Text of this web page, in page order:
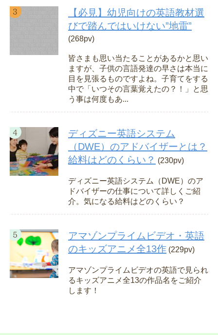
【必見】幼児向けの英語教材選
びで踏んではいけない”地雷”
(268pv)
皆さまも思い当たることがあるかと思い
ますが、子供の言語発達の早さは本当に
目を見張るものですよね。子育てをする
中で「いつその言葉覚えたの？！」と思
う事は何度もあ...
ディズニー英語システム
（DWE）のアドバイザーとは？
給料はどのくらい？ (230pv)
ディズニー英語システム（DWE）のア
ドバイザーの仕事について詳しくご紹
介。気になる給料はどのくらい？
アマゾンプライムビデオ・英語
のキッズアニメ全13作 (229pv)
アマゾンプライムビデオの英語で見られ
るキッズアニメ全13の作品名をご紹介
します！